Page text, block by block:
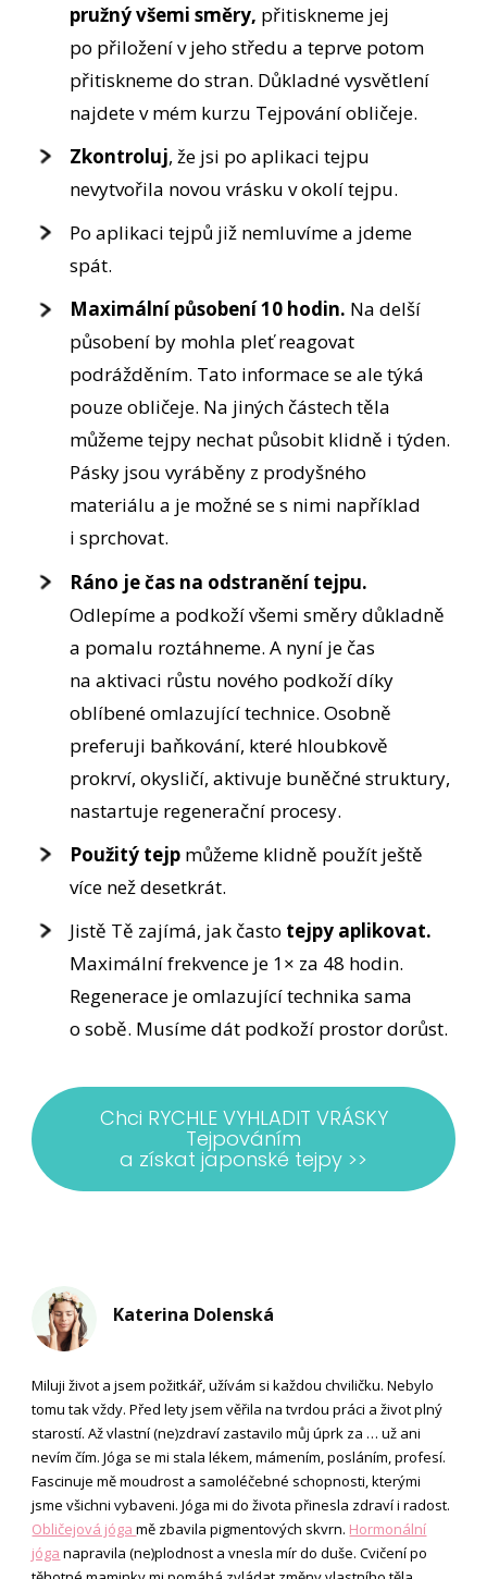
pružný všemi směry, přitiskneme jej
po přiložení v jeho středu a teprve potom
přitiskneme do stran. Důkladné vysvětlení
najdete v mém kurzu Tejpování obličeje.
Zkontroluj, že jsi po aplikaci tejpu
nevytvořila novou vrásku v okolí tejpu.
Po aplikaci tejpů již nemluvíme a jdeme
spát.
Maximální působení 10 hodin. Na delší
působení by mohla pleť reagovat
podrážděním. Tato informace se ale týká
pouze obličeje. Na jiných částech těla
můžeme tejpy nechat působit klidně i týden.
Pásky jsou vyráběny z prodyšného
materiálu a je možné se s nimi například
i sprchovat.
Ráno je čas na odstranění tejpu.
Odlepíme a podkoží všemi směry důkladně
a pomalu roztáhneme. A nyní je čas
na aktivaci růstu nového podkoží díky
oblíbené omlazující technice. Osobně
preferuji baňkování, které hloubkově
prokrví, okysličí, aktivuje buněčné struktury,
nastartuje regenerační procesy.
Použitý tejp můžeme klidně použít ještě
více než desetkrát.
Jistě Tě zajímá, jak často tejpy aplikovat.
Maximální frekvence je 1× za 48 hodin.
Regenerace je omlazující technika sama
o sobě. Musíme dát podkoží prostor dorůst.
Chci RYCHLE VYHLADIT VRÁSKY
Tejpováním
a získat japonské tejpy >>
Katerina Dolenská
Miluji život a jsem požitkář, užívám si každou chviličku. Nebylo
tomu tak vždy. Před lety jsem věřila na tvrdou práci a život plný
starostí. Až vlastní (ne)zdraví zastavilo můj úprk za … už ani
nevím čím. Jóga se mi stala lékem, mámením, posláním, profesí.
Fascinuje mě moudrost a samoléčebné schopnosti, kterými
jsme všichni vybaveni. Jóga mi do života přinesla zdraví i radost.
Obličejová jógamě zbavila pigmentových skvrn. Hormonální
jóga napravila (ne)plodnost a vnesla mír do duše. Cvičení po